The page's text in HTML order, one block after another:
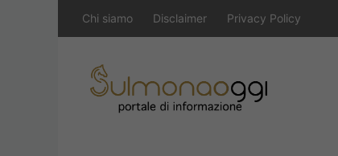
Chi siamo Disclaimer Privacy Policy